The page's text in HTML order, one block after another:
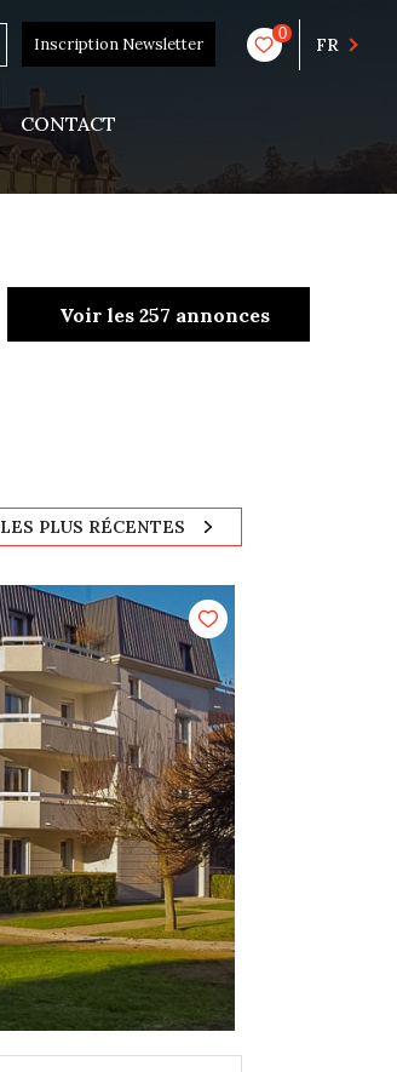
Inscription Newsletter
0
FR
CONTACT
Voir les 257 annonces
LES PLUS RÉCENTES